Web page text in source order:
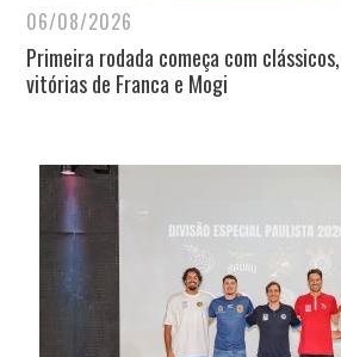
06/08/2026
Primeira rodada começa com
vitórias de Franca e Mogi